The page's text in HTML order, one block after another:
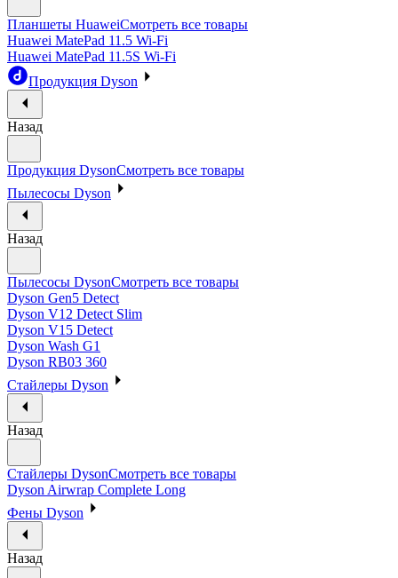
Планшеты HuaweiСмотреть все товары
Huawei MatePad 11.5 Wi-Fi
Huawei MatePad 11.5S Wi-Fi
Продукция Dyson
Назад
Продукция DysonСмотреть все товары
Пылесосы Dyson
Назад
Пылесосы DysonСмотреть все товары
Dyson Gen5 Detect
Dyson V12 Detect Slim
Dyson V15 Detect
Dyson Wash G1
Dyson RB03 360
Стайлеры Dyson
Назад
Стайлеры DysonСмотреть все товары
Dyson Airwrap Complete Long
Фены Dyson
Назад